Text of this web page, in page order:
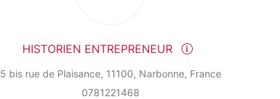
HISTORIEN ENTREPRENEUR
5 bis rue de Plaisance, 11100, Narbonne, France
0781221468